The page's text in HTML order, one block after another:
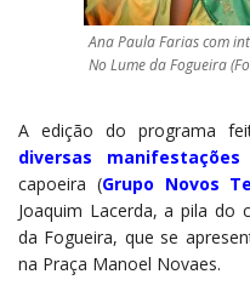
Ana Paula Farias com
No Lume da Fogueira
A edição do programa
diversas
capoeira (Grupo Novos
Joaquim Lacerda, a pila do
da Fogueira, que se
na Praça Manoel Novaes.